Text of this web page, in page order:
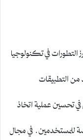
في تكنولوجيا
من التطبيقات
تحسين عملية اتخاذ
للمستخدمين. في مجال